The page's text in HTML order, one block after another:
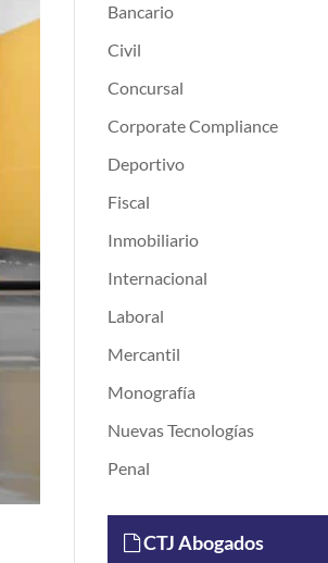
Bancario
Civil
Concursal
Corporate Compliance
Deportivo
Fiscal
Inmobiliario
Internacional
Laboral
Mercantil
Monografía
Nuevas Tecnologías
Penal
CTJ Abogados